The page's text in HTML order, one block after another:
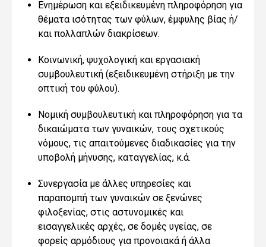
Ενημέρωση και εξειδικευμένη πληροφόρηση για
θέματα ισότητας των φύλων, έμφυλης βίας ή/
και πολλαπλών διακρίσεων.
Κοινωνική, ψυχολογική και εργασιακή
συμβουλευτική (εξειδικευμένη στήριξη με την
οπτική του φύλου).
Νομική συμβουλευτική και πληροφόρηση για τα
δικαιώματα των γυναικών, τους σχετικούς
νόμους, τις απαιτούμενες διαδικασίες για την
υποβολή μήνυσης, καταγγελίας, κ.ά.
Συνεργασία με άλλες υπηρεσίες και
παραπομπή των γυναικών σε ξενώνες
φιλοξενίας, στις αστυνομικές και
εισαγγελικές αρχές, σε δομές υγείας, σε
φορείς αρμόδιους για προνοιακά ή άλλα